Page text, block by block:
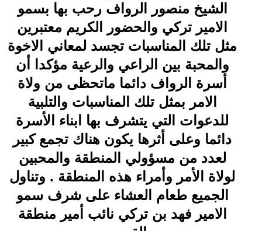
الشيخ منصور الرواف رحب بها بسمو
الامير تركي والحضور الكريم معتبرين
مثل تلك المناسبات تجسد لمعاني الاخوة
والمحبة بين الراعي والرعية مؤكدا أن
أسرة الرواف دائما ماتحظى من ولاة
الامر بمثل تلك المناسبات والتلبية
للدعوات التي يتشرف بها ابناء الأسرة
دائما وعلى أثرها يكون هناك تجمع كبير
لعدد من مسؤولي المنطقة والمحبين
لولاة الأمر وأمراء هذه المنطقة . وتناول
الجميع طعام العشاء على شرف سمو
الامير فهد بن تركي نائب أمير منطقة